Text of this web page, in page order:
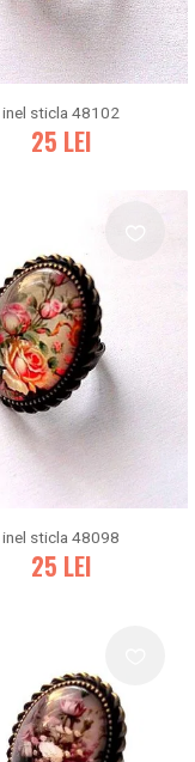
inel sticla 48102
25 LEI
inel sticla 48098
25 LEI